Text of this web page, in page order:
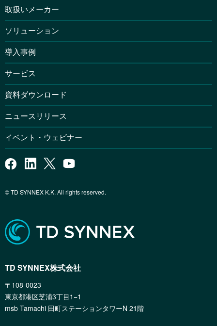
取扱いメーカー
ソリューション
導入事例
サービス
資料ダウンロード
ニュースリリース
イベント・ウェビナー
© TD SYNNEX K.K. All rights reserved.
TD SYNNEX株式会社
〒108-0023
東京都港区芝浦3丁目1−1
msb Tamachi 田町ステーションタワーN 21階